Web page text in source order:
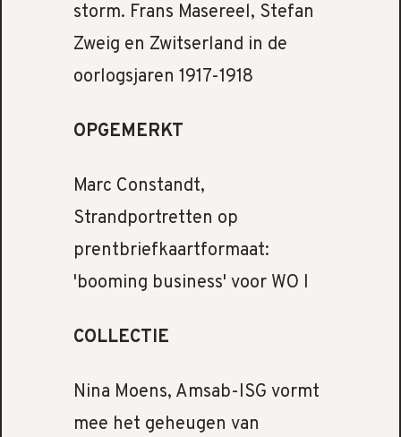
storm. Frans Masereel, Stefan
Zweig en Zwitserland in de
oorlogsjaren 1917-1918
OPGEMERKT
Marc Constandt,
Strandportretten op
prentbriefkaartformaat:
'booming business' voor WO I
COLLECTIE
Nina Moens, Amsab-ISG vormt
mee het geheugen van